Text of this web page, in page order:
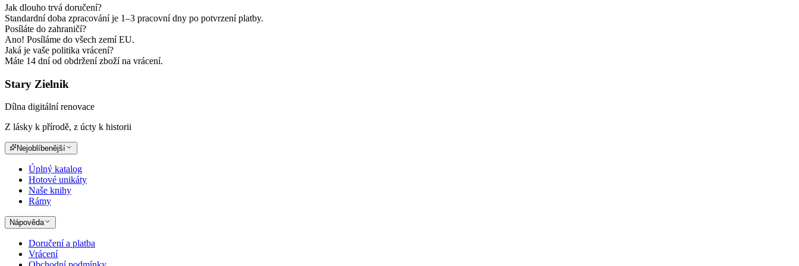
Jak dlouho trvá doručení?
Standardní doba zpracování je 1–3 pracovní dny po potvrzení platby.
Posíláte do zahraničí?
Ano! Posíláme do všech zemí EU.
Jaká je vaše politika vrácení?
Máte 14 dní od obdržení zboží na vrácení.
Stary Zielnik
Dílna digitální renovace
Z lásky k přírodě, z úcty k historii
Nejoblíbenější
Úplný katalog
Hotové unikáty
Naše knihy
Rámy
Nápověda
Doručení a platba
Vrácení